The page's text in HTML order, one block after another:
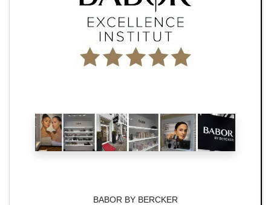
BABOR BY BERCKER